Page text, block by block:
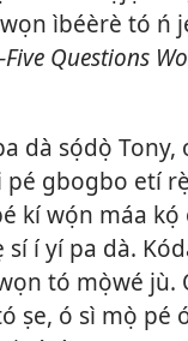
ìbéèrè tó ń
Questions
dà sọ́dọ̀
gbogbo etí
kí wọ́n máa
í yí pa dà.
tó mọ̀wé jù.
ṣe, ó sì mọ̀ pé